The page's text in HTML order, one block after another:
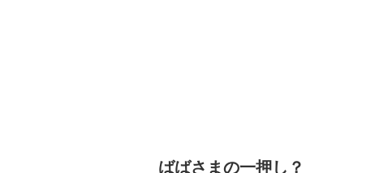
ばばさまの一押し？